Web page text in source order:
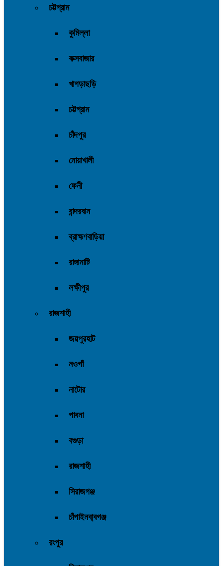
চট্টগ্রাম
কুমিল্লা
কক্সবাজার
খাগড়াছড়ি
চট্টগ্রাম
চাঁদপুর
নোয়াখালী
ফেনী
বান্দরবান
ব্রাহ্মণবাড়িয়া
রাঙ্গামাটি
লক্ষীপুর
রাজশাহী
জয়পুরহাট
নওগাঁ
নাটোর
পাবনা
বগুড়া
রাজশাহী
সিরাজগঞ্জ
চাঁপাইনবা্বগঞ্জ
রংপুর